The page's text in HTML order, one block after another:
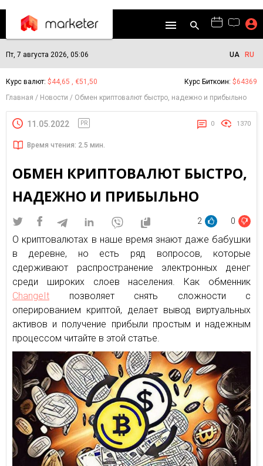
Пт, 7 августа 2026, 05:06 UA RU
Курс валют: $44,65 , €51,50 Курс Биткоин: $64369
Главная
Новости Обмен криптовалют быстро, надежно и прибыльно
11.05.2022 PR 0 1370
Время чтения: 2.5 мин.
ОБМЕН КРИПТОВАЛЮТ БЫСТРО,
НАДЕЖНО И ПРИБЫЛЬНО
2 0
О криптовалютах в наше время знают даже бабушки
в деревне, но есть ряд вопросов, которые
сдерживают распространение электронных денег
среди широких слоев населения. Как обменник
ChangeIt позволяет снять сложности с
оперированием криптой, делает вывод виртуальных
активов и получение прибыли простым и надежным
процессом читайте в этой статье.